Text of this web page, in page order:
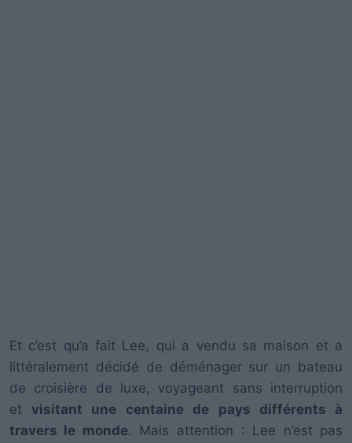
Et c’est qu’a fait Lee, qui a vendu sa maison et a
littéralement décidé de déménager sur un bateau
de croisière de luxe, voyageant sans interruption
etvisitant une centaine de pays différents à
travers le monde. Mais attention : Lee n’est pas